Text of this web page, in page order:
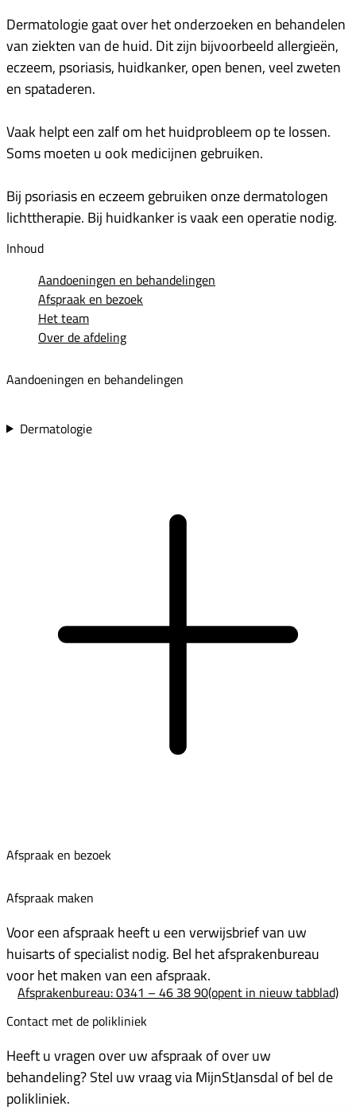
Dermatologie gaat over het onderzoeken en behandelen
van ziekten van de huid. Dit zijn bijvoorbeeld allergieën,
eczeem, psoriasis, huidkanker, open benen, veel zweten
en spataderen.
Vaak helpt een zalf om het huidprobleem op te lossen.
Soms moeten u ook medicijnen gebruiken.
Bij psoriasis en eczeem gebruiken onze dermatologen
lichttherapie. Bij huidkanker is vaak een operatie nodig.
Inhoud
Aandoeningen en behandelingen
Afspraak en bezoek
Het team
Over de afdeling
Aandoeningen en behandelingen
Dermatologie
Afspraak en bezoek
Afspraak maken
Voor een afspraak heeft u een verwijsbrief van uw
huisarts of specialist nodig. Bel het afsprakenbureau
voor het maken van een afspraak.
Afsprakenbureau: 0341 – 46 38 90(opent in nieuw tabblad)
Contact met de polikliniek
Heeft u vragen over uw afspraak of over uw
behandeling? Stel uw vraag via MijnStJansdal of bel de
polikliniek.